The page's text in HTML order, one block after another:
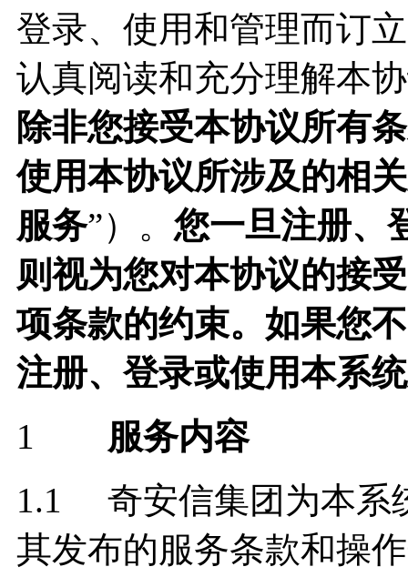
登录、使用和管理而订
认真阅读和充分理解本
除非您接受本协议所有
使用本协议所涉及的相
服务”）。 您一旦注册、
则视为您对本协议的接
项条款的约束。如果您
注册、登录或使用本系
1 服务内容
1.1 奇安信集团为本系
其发布的服务条款和操